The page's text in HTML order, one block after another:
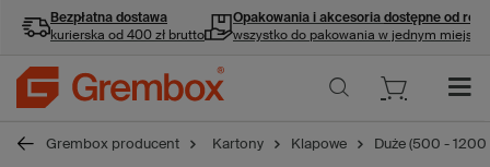
Bezpłatna dostawa
kurierska od 400 zł brutto
Opakowania i akcesoria dostępne od ręki
wszystko do pakowania w jednym miejscu
Grembox producent Kartony Klapowe Duże (500 -